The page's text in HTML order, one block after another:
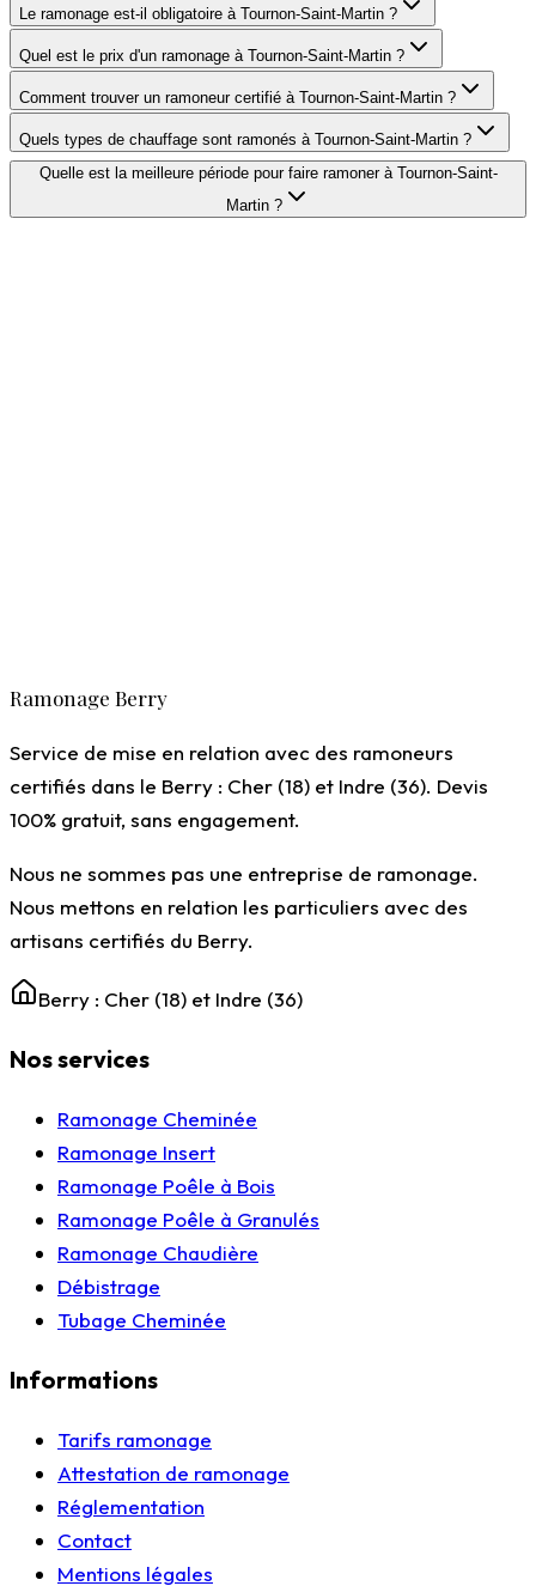
Le ramonage est-il obligatoire à Tournon-Saint-Martin ?
Quel est le prix d'un ramonage à Tournon-Saint-Martin ?
Comment trouver un ramoneur certifié à Tournon-Saint-Martin ?
Quels types de chauffage sont ramonés à Tournon-Saint-Martin ?
Quelle est la meilleure période pour faire ramoner à Tournon-Saint-
Martin ?
Devis gratuit, sans engagement
Ramonage Berry
Service de mise en relation avec des ramoneurs
certifiés dans le Berry : Cher (18) et Indre (36). Devis
100% gratuit, sans engagement.
Nous ne sommes pas une entreprise de ramonage.
Nous mettons en relation les particuliers avec des
artisans certifiés du Berry.
Berry : Cher (18) et Indre (36)
Nos services
Ramonage Cheminée
Ramonage Insert
Ramonage Poêle à Bois
Ramonage Poêle à Granulés
Ramonage Chaudière
Débistrage
Tubage Cheminée
Informations
Tarifs ramonage
Attestation de ramonage
Réglementation
Contact
Mentions légales